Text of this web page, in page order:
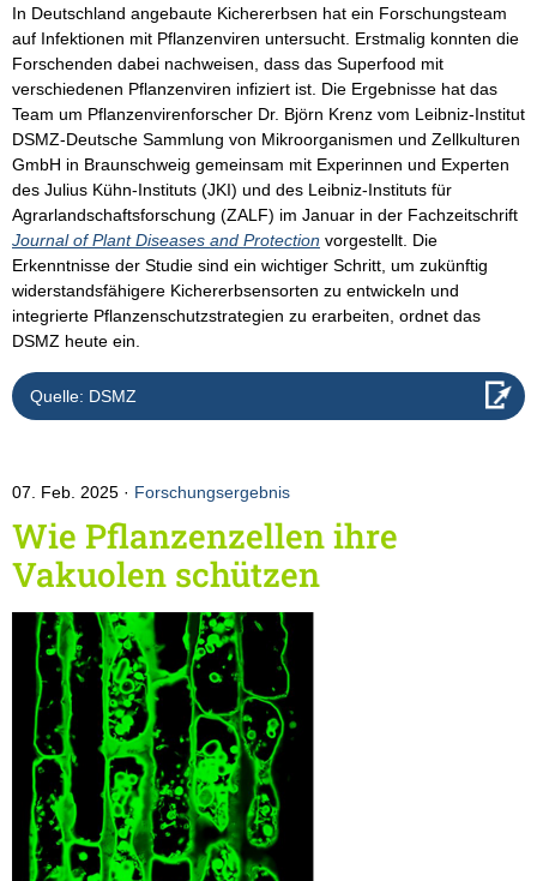
In Deutschland angebaute Kichererbsen hat ein Forschungsteam
auf Infektionen mit Pflanzenviren untersucht. Erstmalig konnten die
Forschenden dabei nachweisen, dass das Superfood mit
verschiedenen Pflanzenviren infiziert ist. Die Ergebnisse hat das
Team um Pflanzenvirenforscher Dr. Björn Krenz vom Leibniz-Institut
DSMZ-Deutsche Sammlung von Mikroorganismen und Zellkulturen
GmbH in Braunschweig gemeinsam mit Experinnen und Experten
des Julius Kühn-Instituts (JKI) und des Leibniz-Instituts für
Agrarlandschaftsforschung (ZALF) im Januar in der Fachzeitschrift
Journal of Plant Diseases and Protection vorgestellt. Die
Erkenntnisse der Studie sind ein wichtiger Schritt, um zukünftig
widerstandsfähigere Kichererbsensorten zu entwickeln und
integrierte Pflanzenschutzstrategien zu erarbeiten, ordnet das
DSMZ heute ein.
Quelle: DSMZ
07. Feb. 2025 Forschungsergebnis
Wie Pflanzenzellen ihre
Vakuolen schützen